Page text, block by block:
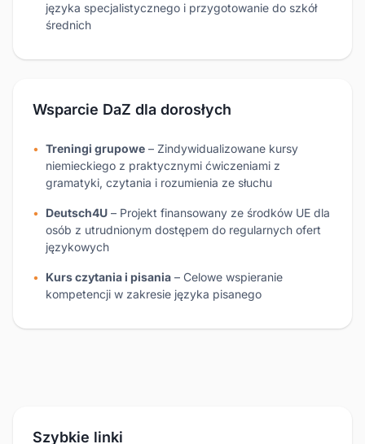
języka specjalistycznego i przygotowanie do szkół
średnich
Wsparcie DaZ dla dorosłych
Treningi grupowe – Zindywidualizowane kursy
niemieckiego z praktycznymi ćwiczeniami z
gramatyki, czytania i rozumienia ze słuchu
Deutsch4U – Projekt finansowany ze środków UE dla
osób z utrudnionym dostępem do regularnych ofert
językowych
Kurs czytania i pisania – Celowe wspieranie
kompetencji w zakresie języka pisanego
Szybkie linki